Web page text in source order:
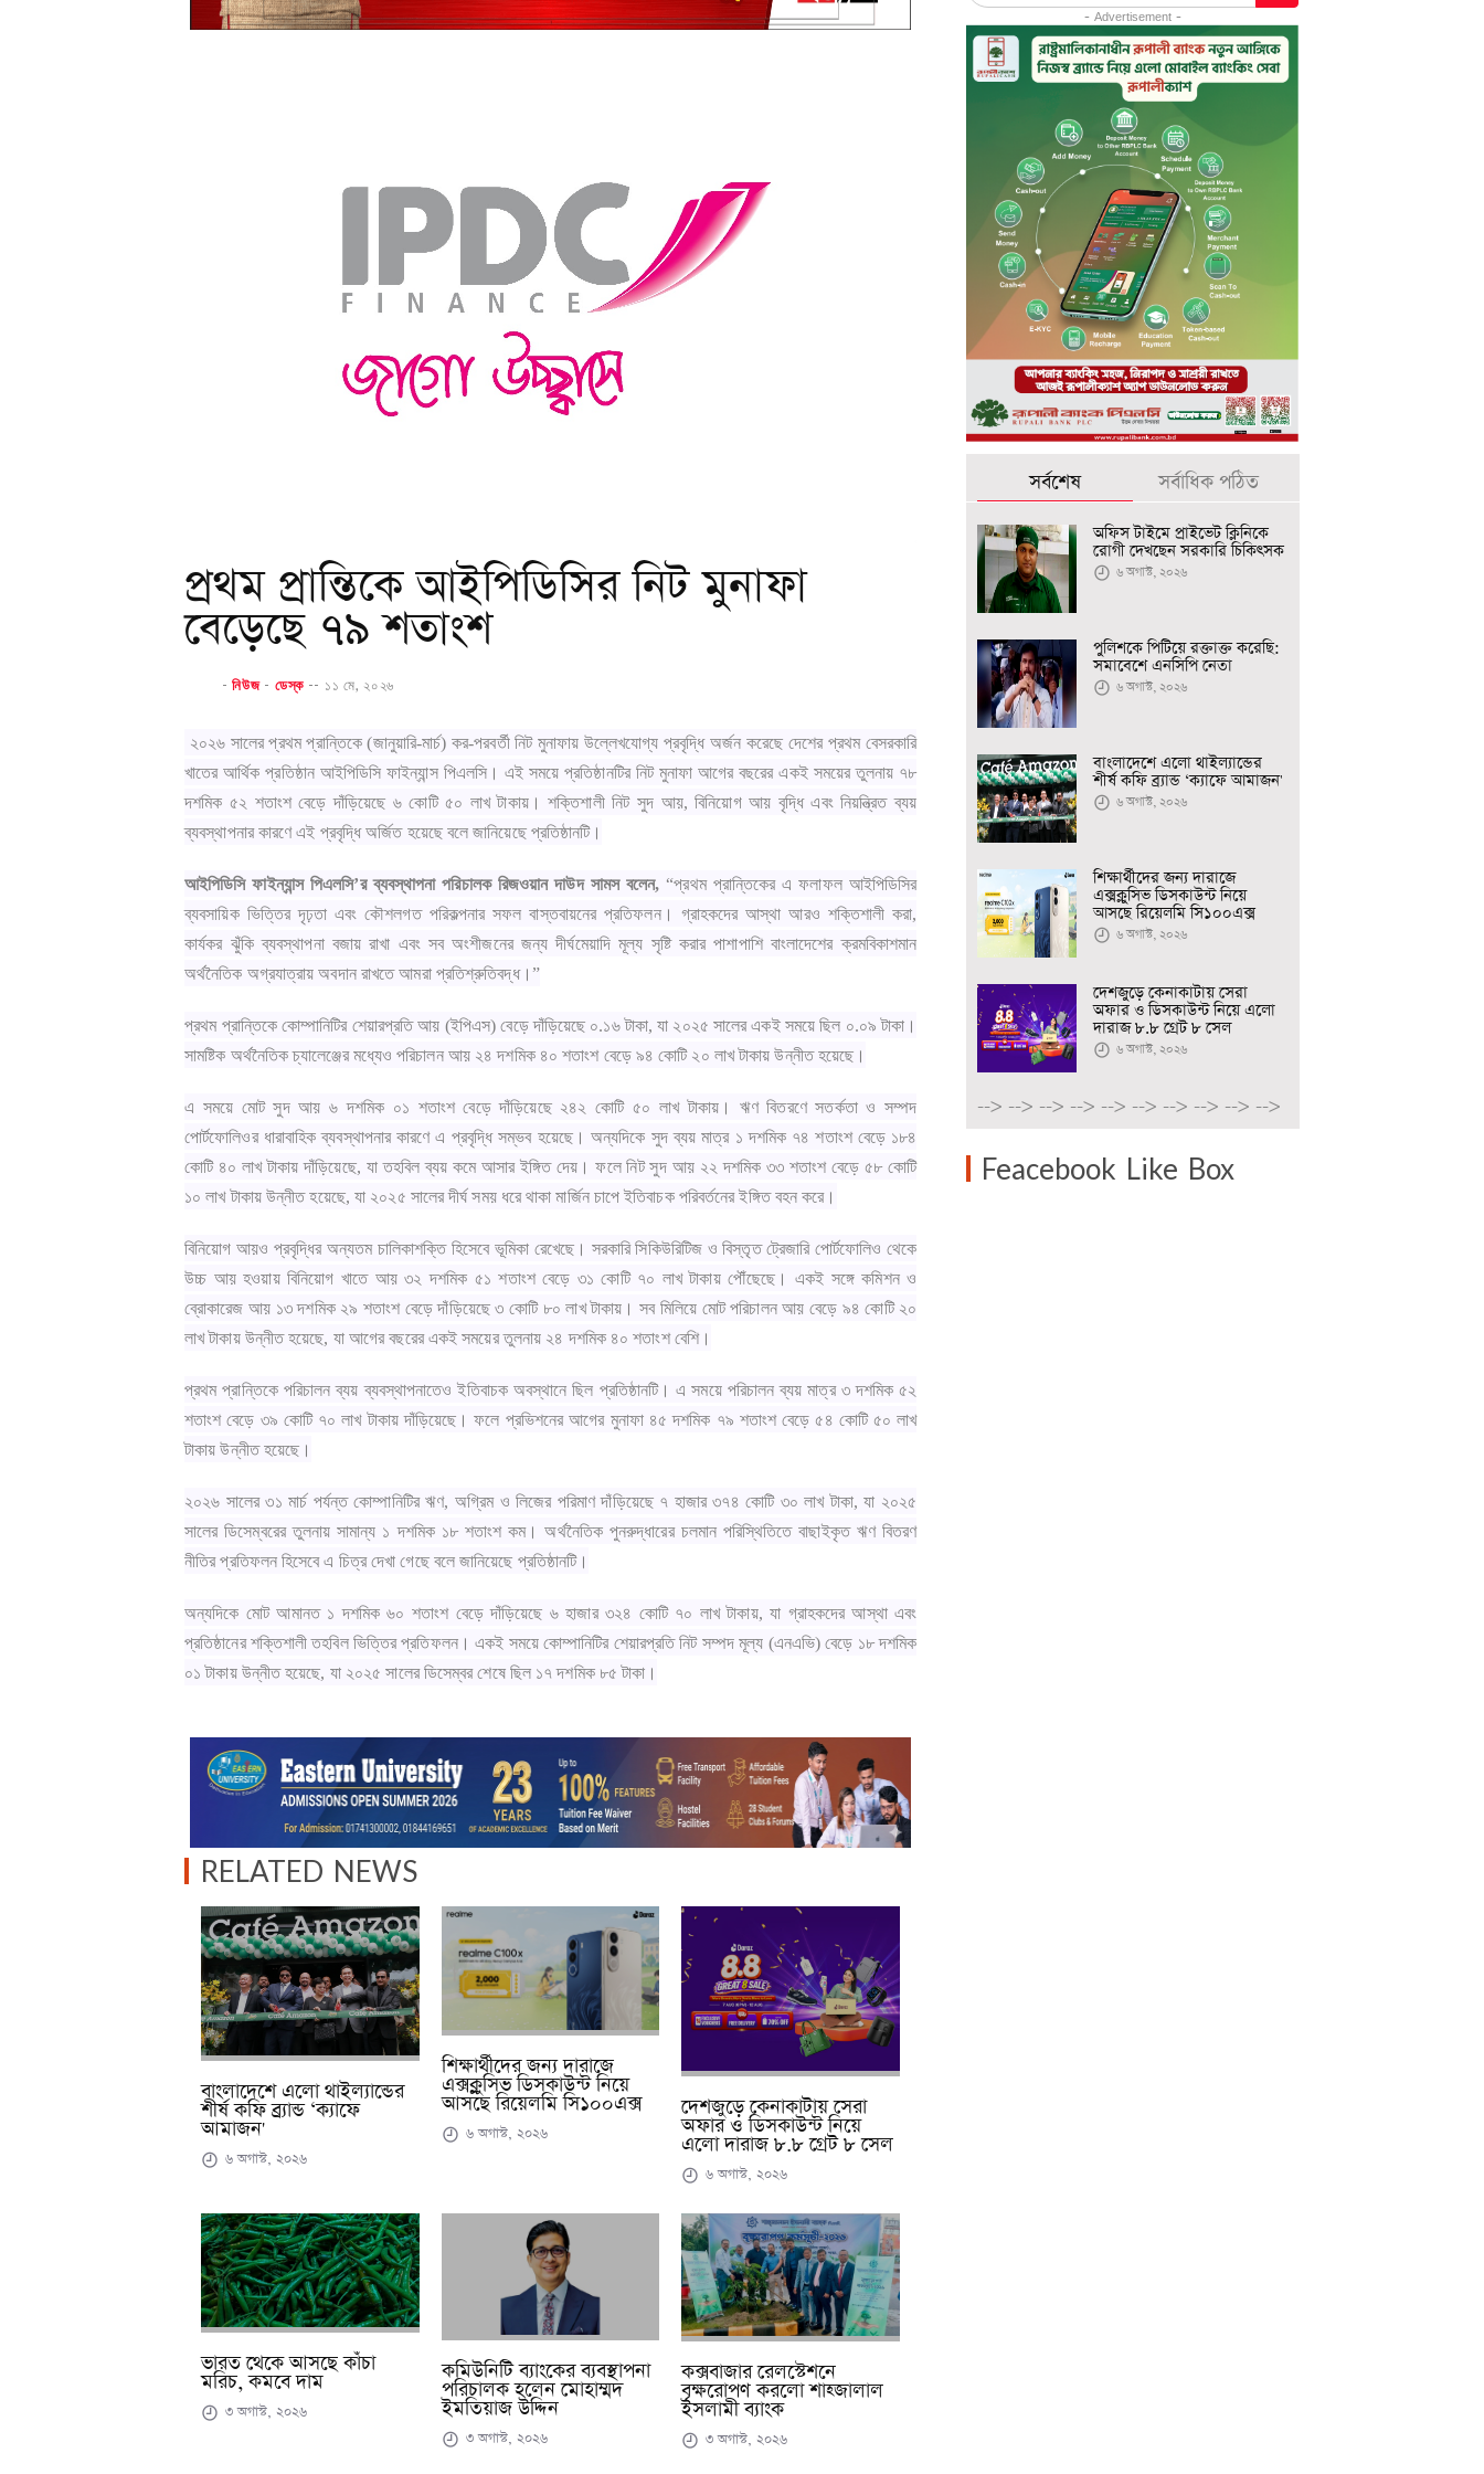
প্রথম প্রান্তিকে আইপিডিসির নিট মুনাফা
বেড়েছে ৭৯ শতাংশ
-নিউজ- ডেস্ক -- ১১ মে, ২০২৬
২০২৬ সালের প্রথম প্রান্তিকে (জানুয়ারি-মার্চ) কর-পরবর্তী নিট মুনাফায় উল্লেখযোগ্য প্রবৃদ্ধি অর্জন করেছে দেশের প্রথম বেসরকারি
খাতের আর্থিক প্রতিষ্ঠান আইপিডিসি ফাইন্যান্স পিএলসি। এই সময়ে প্রতিষ্ঠানটির নিট মুনাফা আগের বছরের একই সময়ের তুলনায় ৭৮
দশমিক ৫২ শতাংশ বেড়ে দাঁড়িয়েছে ৬ কোটি ৫০ লাখ টাকায়। শক্তিশালী নিট সুদ আয়, বিনিয়োগ আয় বৃদ্ধি এবং নিয়ন্ত্রিত ব্যয়
ব্যবস্থাপনার কারণে এই প্রবৃদ্ধি অর্জিত হয়েছে বলে জানিয়েছে প্রতিষ্ঠানটি।
আইপিডিসি ফাইন্যান্স পিএলসি’র ব্যবস্থাপনা পরিচালক রিজওয়ান দাউদ সামস বলেন, “প্রথম প্রান্তিকের এ ফলাফল আইপিডিসির
ব্যবসায়িক ভিত্তির দৃঢ়তা এবং কৌশলগত পরিকল্পনার সফল বাস্তবায়নের প্রতিফলন। গ্রাহকদের আস্থা আরও শক্তিশালী করা,
কার্যকর ঝুঁকি ব্যবস্থাপনা বজায় রাখা এবং সব অংশীজনের জন্য দীর্ঘমেয়াদি মূল্য সৃষ্টি করার পাশাপাশি বাংলাদেশের ক্রমবিকাশমান
অর্থনৈতিক অগ্রযাত্রায় অবদান রাখতে আমরা প্রতিশ্রুতিবদ্ধ।”
প্রথম প্রান্তিকে কোম্পানিটির শেয়ারপ্রতি আয় (ইপিএস) বেড়ে দাঁড়িয়েছে ০.১৬ টাকা, যা ২০২৫ সালের একই সময়ে ছিল ০.০৯ টাকা।
সামষ্টিক অর্থনৈতিক চ্যালেঞ্জের মধ্যেও পরিচালন আয় ২৪ দশমিক ৪০ শতাংশ বেড়ে ৯৪ কোটি ২০ লাখ টাকায় উন্নীত হয়েছে।
এ সময়ে মোট সুদ আয় ৬ দশমিক ০১ শতাংশ বেড়ে দাঁড়িয়েছে ২৪২ কোটি ৫০ লাখ টাকায়। ঋণ বিতরণে সতর্কতা ও সম্পদ
পোর্টফোলিওর ধারাবাহিক ব্যবস্থাপনার কারণে এ প্রবৃদ্ধি সম্ভব হয়েছে। অন্যদিকে সুদ ব্যয় মাত্র ১ দশমিক ৭৪ শতাংশ বেড়ে ১৮৪
কোটি ৪০ লাখ টাকায় দাঁড়িয়েছে, যা তহবিল ব্যয় কমে আসার ইঙ্গিত দেয়। ফলে নিট সুদ আয় ২২ দশমিক ৩৩ শতাংশ বেড়ে ৫৮ কোটি
১০ লাখ টাকায় উন্নীত হয়েছে, যা ২০২৫ সালের দীর্ঘ সময় ধরে থাকা মার্জিন চাপে ইতিবাচক পরিবর্তনের ইঙ্গিত বহন করে।
বিনিয়োগ আয়ও প্রবৃদ্ধির অন্যতম চালিকাশক্তি হিসেবে ভূমিকা রেখেছে। সরকারি সিকিউরিটিজ ও বিস্তৃত ট্রেজারি পোর্টফোলিও থেকে
উচ্চ আয় হওয়ায় বিনিয়োগ খাতে আয় ৩২ দশমিক ৫১ শতাংশ বেড়ে ৩১ কোটি ৭০ লাখ টাকায় পৌঁছেছে। একই সঙ্গে কমিশন ও
ব্রোকারেজ আয় ১৩ দশমিক ২৯ শতাংশ বেড়ে দাঁড়িয়েছে ৩ কোটি ৮০ লাখ টাকায়। সব মিলিয়ে মোট পরিচালন আয় বেড়ে ৯৪ কোটি ২০
লাখ টাকায় উন্নীত হয়েছে, যা আগের বছরের একই সময়ের তুলনায় ২৪ দশমিক ৪০ শতাংশ বেশি।
প্রথম প্রান্তিকে পরিচালন ব্যয় ব্যবস্থাপনাতেও ইতিবাচক অবস্থানে ছিল প্রতিষ্ঠানটি। এ সময়ে পরিচালন ব্যয় মাত্র ৩ দশমিক ৫২
শতাংশ বেড়ে ৩৯ কোটি ৭০ লাখ টাকায় দাঁড়িয়েছে। ফলে প্রভিশনের আগের মুনাফা ৪৫ দশমিক ৭৯ শতাংশ বেড়ে ৫৪ কোটি ৫০ লাখ
টাকায় উন্নীত হয়েছে।
২০২৬ সালের ৩১ মার্চ পর্যন্ত কোম্পানিটির ঋণ, অগ্রিম ও লিজের পরিমাণ দাঁড়িয়েছে ৭ হাজার ৩৭৪ কোটি ৩০ লাখ টাকা, যা ২০২৫
সালের ডিসেম্বরের তুলনায় সামান্য ১ দশমিক ১৮ শতাংশ কম। অর্থনৈতিক পুনরুদ্ধারের চলমান পরিস্থিতিতে বাছাইকৃত ঋণ বিতরণ
নীতির প্রতিফলন হিসেবে এ চিত্র দেখা গেছে বলে জানিয়েছে প্রতিষ্ঠানটি।
অন্যদিকে মোট আমানত ১ দশমিক ৬০ শতাংশ বেড়ে দাঁড়িয়েছে ৬ হাজার ৩২৪ কোটি ৭০ লাখ টাকায়, যা গ্রাহকদের আস্থা এবং
প্রতিষ্ঠানের শক্তিশালী তহবিল ভিত্তির প্রতিফলন। একই সময়ে কোম্পানিটির শেয়ারপ্রতি নিট সম্পদ মূল্য (এনএভি) বেড়ে ১৮ দশমিক
০১ টাকায় উন্নীত হয়েছে, যা ২০২৫ সালের ডিসেম্বর শেষে ছিল ১৭ দশমিক ৮৫ টাকা।
RELATED NEWS
বাংলাদেশে এলো থাইল্যান্ডের
শীর্ষ কফি ব্র্যান্ড ‘ক্যাফে
আমাজন'
৬ অগাস্ট, ২০২৬
শিক্ষার্থীদের জন্য দারাজে
এক্সক্লুসিভ ডিসকাউন্ট নিয়ে
আসছে রিয়েলমি সি১০০এক্স
৬ অগাস্ট, ২০২৬
দেশজুড়ে কেনাকাটায় সেরা
অফার ও ডিসকাউন্ট নিয়ে
এলো দারাজ ৮.৮ গ্রেট ৮ সেল
৬ অগাস্ট, ২০২৬
ভারত থেকে আসছে কাঁচা
মরিচ, কমবে দাম
৩ অগাস্ট, ২০২৬
কমিউনিটি ব্যাংকের ব্যবস্থাপনা
পরিচালক হলেন মোহাম্মদ
ইমতিয়াজ উদ্দিন
৩ অগাস্ট, ২০২৬
কক্সবাজার রেলস্টেশনে
বৃক্ষরোপণ করলো শাহ্জালাল
ইসলামী ব্যাংক
৩ অগাস্ট, ২০২৬
- Advertisement -
সর্বশেষ সর্বাধিক পঠিত
অফিস টাইমে প্রাইভেট ক্লিনিকে
রোগী দেখছেন সরকারি চিকিৎসক
৬ অগাস্ট, ২০২৬
পুলিশকে পিটিয়ে রক্তাক্ত করেছি:
সমাবেশে এনসিপি নেতা
৬ অগাস্ট, ২০২৬
বাংলাদেশে এলো থাইল্যান্ডের
শীর্ষ কফি ব্র্যান্ড ‘ক্যাফে আমাজন'
৬ অগাস্ট, ২০২৬
শিক্ষার্থীদের জন্য দারাজে
এক্সক্লুসিভ ডিসকাউন্ট নিয়ে
আসছে রিয়েলমি সি১০০এক্স
৬ অগাস্ট, ২০২৬
দেশজুড়ে কেনাকাটায় সেরা
অফার ও ডিসকাউন্ট নিয়ে এলো
দারাজ ৮.৮ গ্রেট ৮ সেল
৬ অগাস্ট, ২০২৬
--> --> --> --> --> --> --> --> --> -->
Feacebook Like Box